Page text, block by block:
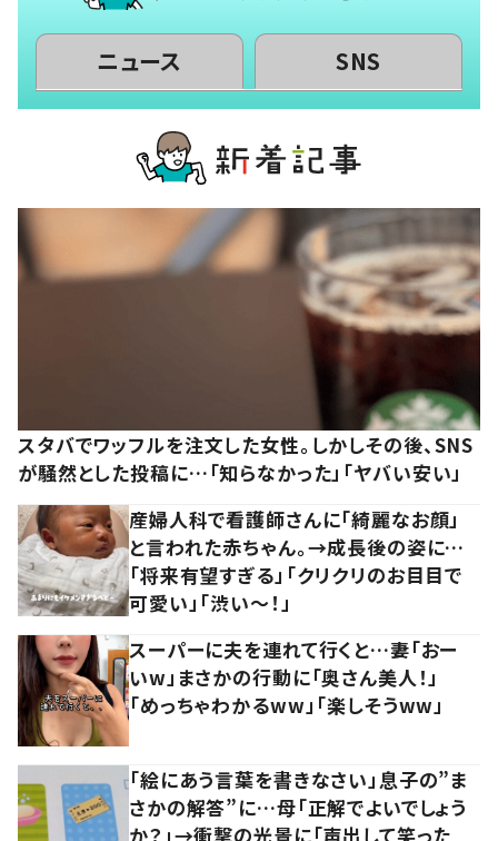
ニュース SNS
スタバでワッフルを注文した女性。しかしその後、SNS
が騒然とした投稿に…「知らなかった」「ヤバい安い」
産婦人科で看護師さんに「綺麗なお顔」
と言われた赤ちゃん。→成長後の姿に…
「将来有望すぎる」「クリクリのお目目で
可愛い」「渋い～！」
スーパーに夫を連れて行くと…妻「おー
いw」まさかの行動に「奥さん美人！」
「めっちゃわかるww」「楽しそうww」
「絵にあう言葉を書きなさい」息子の”ま
さかの解答”に…母「正解でよいでしょう
か？」→衝撃の光景に「声出して笑った